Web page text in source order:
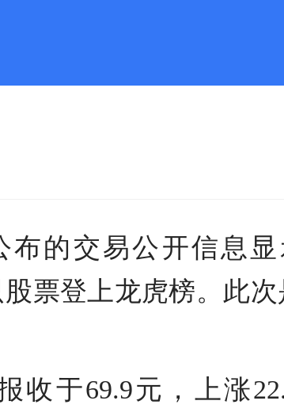
布的交易公开信息
票登上龙虎榜。此
收于69.9元，上涨